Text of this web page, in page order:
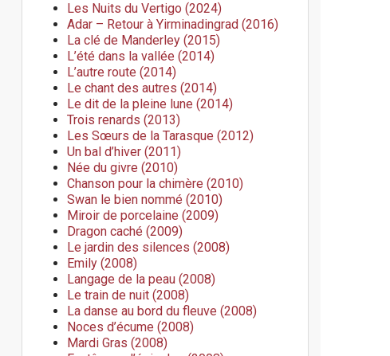
Les Nuits du Vertigo (2024)
Adar – Retour à Yirminadingrad (2016)
La clé de Manderley (2015)
L’été dans la vallée (2014)
L’autre route (2014)
Le chant des autres (2014)
Le dit de la pleine lune (2014)
Trois renards (2013)
Les Sœurs de la Tarasque (2012)
Un bal d’hiver (2011)
Née du givre (2010)
Chanson pour la chimère (2010)
Swan le bien nommé (2010)
Miroir de porcelaine (2009)
Dragon caché (2009)
Le jardin des silences (2008)
Emily (2008)
Langage de la peau (2008)
Le train de nuit (2008)
La danse au bord du fleuve (2008)
Noces d’écume (2008)
Mardi Gras (2008)